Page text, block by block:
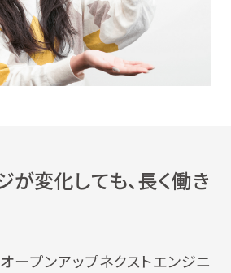
が変化しても、長く働き
ープンアップネクストエンジニ